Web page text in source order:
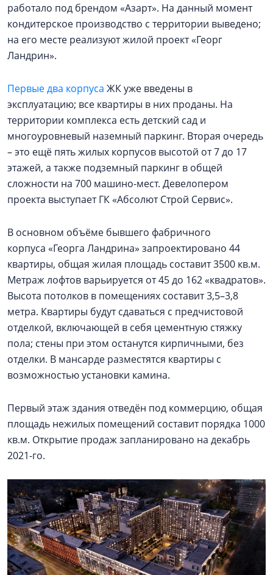
работало под брендом «Азарт». На данный момент
кондитерское производство с территории выведено;
на его месте реализуют жилой проект «Георг
Ландрин».
Первые два корпуса ЖК уже введены в
эксплуатацию; все квартиры в них проданы. На
территории комплекса есть детский сад и
многоуровневый наземный паркинг. Вторая очередь
– это ещё пять жилых корпусов высотой от 7 до 17
этажей, а также подземный паркинг в общей
сложности на 700 машино-мест. Девелопером
проекта выступает ГК «Абсолют Строй Сервис».
В основном объёме бывшего фабричного
корпуса «Георга Ландрина» запроектировано 44
квартиры, общая жилая площадь составит 3500 кв.м.
Метраж лофтов варьируется от 45 до 162 «квадратов».
Высота потолков в помещениях составит 3,5–3,8
метра. Квартиры будут сдаваться с предчистовой
отделкой, включающей в себя цементную стяжку
пола; стены при этом останутся кирпичными, без
отделки. В мансарде разместятся квартиры с
возможностью установки камина.
Первый этаж здания отведён под коммерцию, общая
площадь нежилых помещений составит порядка 1000
кв.м. Открытие продаж запланировано на декабрь
2021-го.